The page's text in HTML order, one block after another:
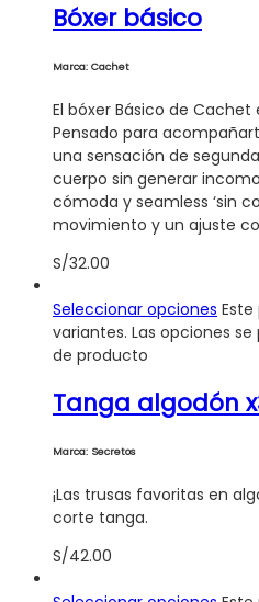
Bóxer básico
Marca: Cachet
El bóxer Básico de
Pensado para
una sensación de
cuerpo sin generar
cómoda y seamless ‘sin
movimiento y un ajuste
S/32.00
Seleccionar opciones
variantes. Las opciones
de producto
Tanga algodón
Marca: Secretos
¡Las trusas favoritas en
corte tanga.
S/42.00